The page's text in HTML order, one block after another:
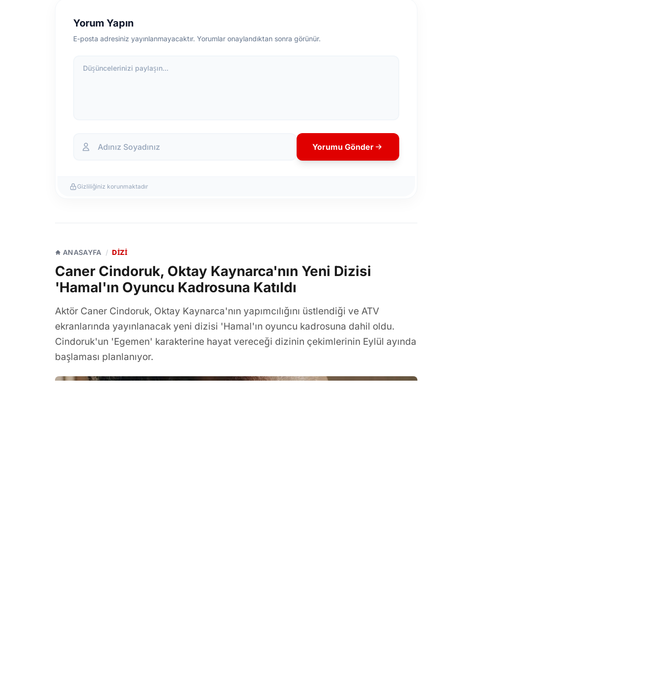
Yorum Yapın
E-posta adresiniz yayınlanmayacaktır. Yorumlar onaylandıktan sonra görünür.
Düşüncelerinizi paylaşın...
Yorumu Gönder
Gizliliğiniz korunmaktadır
ANASAYFA / DIZI
Caner Cindoruk, Oktay Kaynarca'nın Yeni Dizisi
'Hamal'ın Oyuncu Kadrosuna Katıldı
Aktör Caner Cindoruk, Oktay Kaynarca'nın yapımcılığını üstlendiği ve ATV
ekranlarında yayınlanacak yeni dizisi 'Hamal'ın oyuncu kadrosuna dahil oldu.
Cindoruk'un 'Egemen' karakterine hayat vereceği dizinin çekimlerinin Eylül ayında
başlaması planlanıyor.